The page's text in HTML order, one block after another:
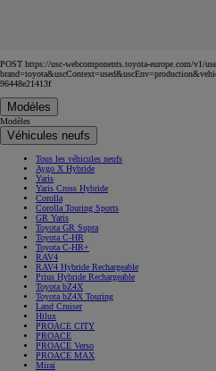
POST https://usc-webcomponents.toyota-europe.com/v1/
96448e21413f
Modèles
Modèles
Véhicules neufs
Tous les véhicules neufs
Aygo X Hybride
Yaris
Yaris Cross Hybride
Corolla
Corolla Touring Sports
GR Yaris
Toyota GR Supra
Toyota C-HR
Toyota C-HR+
RAV4
RAV4 Hybride Rechargeable
Prius Hybride Rechargeable
Toyota bZ4X
Toyota bZ4X Touring
Land Cruiser
Hilux
PROACE CITY
PROACE
PROACE Verso
PROACE MAX
Mirai